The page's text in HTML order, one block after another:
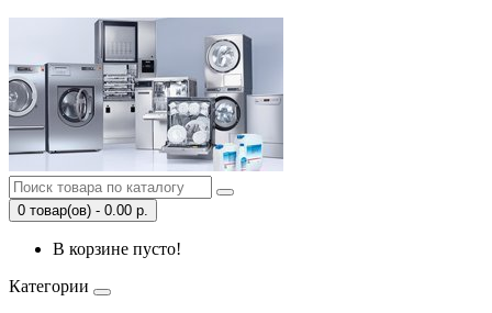
0 товар(ов) - 0.00 р.
В корзине пусто!
Категории